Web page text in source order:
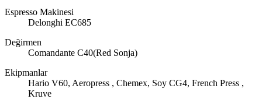
Espresso Makinesi
Delonghi EC685
Değirmen
Comandante C40(Red Sonja)
Ekipmanlar
Hario V60, Aeropress , Chemex, Soy CG4, French Press ,
Kruve